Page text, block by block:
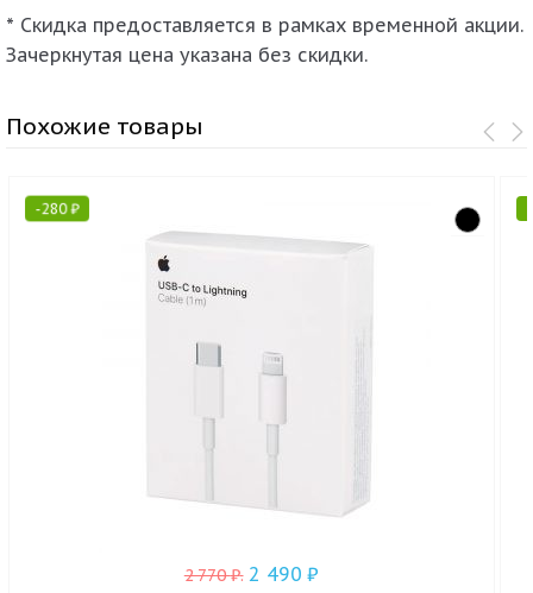
* Скидка предоставляется в рамках временной акции.
Зачеркнутая цена указана без скидки.
Похожие товары
-280₽
2 770₽. 2 490₽